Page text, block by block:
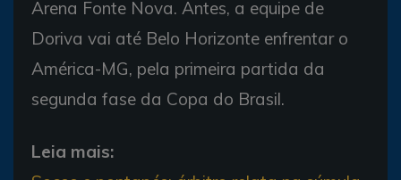
Arena Fonte Nova. Antes, a equipe de
Doriva vai até Belo Horizonte enfrentar o
América-MG, pela primeira partida da
segunda fase da Copa do Brasil.
Leia mais: